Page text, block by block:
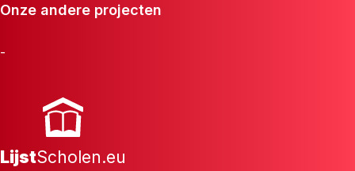
Onze andere projecten
-
LijstScholen.eu